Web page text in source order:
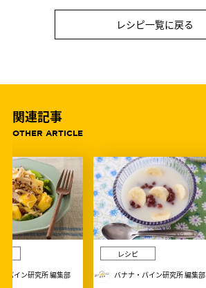
レシピ一覧に戻る
関連記事
OTHER ARTICLE
パイン研究所 編集部
レシピ
バナナ・パイン研究所 編集部